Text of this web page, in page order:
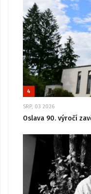
4
SRP, 03 2026
Oslava 90. výročí